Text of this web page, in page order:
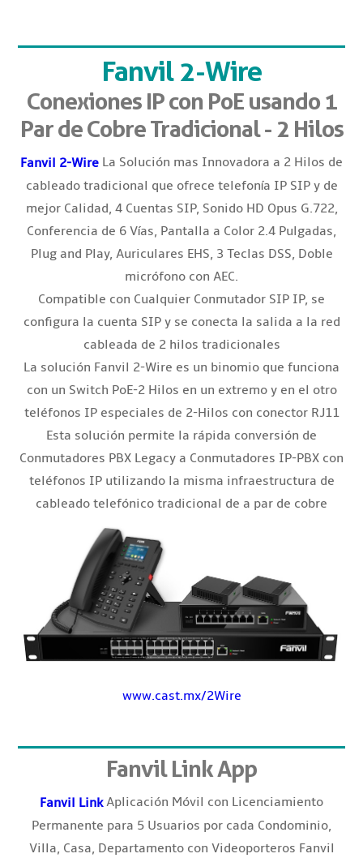
Fanvil 2-Wire
Conexiones IP con PoE usando 1
Par de Cobre Tradicional - 2 Hilos
Fanvil 2-Wire La Solución mas Innovadora a 2 Hilos de
cableado tradicional que ofrece telefonía IP SIP y de
mejor Calidad, 4 Cuentas SIP, Sonido HD Opus G.722,
Conferencia de 6 Vías, Pantalla a Color 2.4 Pulgadas,
Plug and Play, Auriculares EHS, 3 Teclas DSS, Doble
micrófono con AEC.
Compatible con Cualquier Conmutador SIP IP, se
configura la cuenta SIP y se conecta la salida a la red
cableada de 2 hilos tradicionales
La solución Fanvil 2-Wire es un binomio que funciona
con un Switch PoE-2 Hilos en un extremo y en el otro
teléfonos IP especiales de 2-Hilos con conector RJ11
Esta solución permite la rápida conversión de
Conmutadores PBX Legacy a Conmutadores IP-PBX con
teléfonos IP utilizando la misma infraestructura de
cableado telefónico tradicional de a par de cobre
www.cast.mx/2Wire
Fanvil Link App
Fanvil LinkAplicación Móvil con Licenciamiento
Permanente para 5 Usuarios por cada Condominio,
Villa, Casa, Departamento con Videoporteros Fanvil